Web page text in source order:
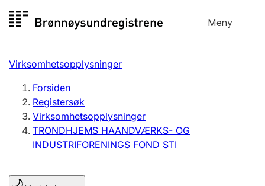
til
Meny
Registersøk
Aksjeselskap
Enkeltpersonforetak
Registrere, endre, slette
Lag og forening
Virksomhetsopplysninger
Forsiden
Registersøk
Virksomhetsopplysninger
TRONDHJEMS HAANDVÆRKS- OG
INDUSTRIFORENINGS FOND STI